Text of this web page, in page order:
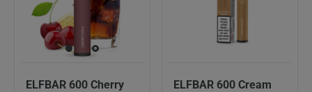
ELFBAR 600 Cherry
ELFBAR 600 Cream